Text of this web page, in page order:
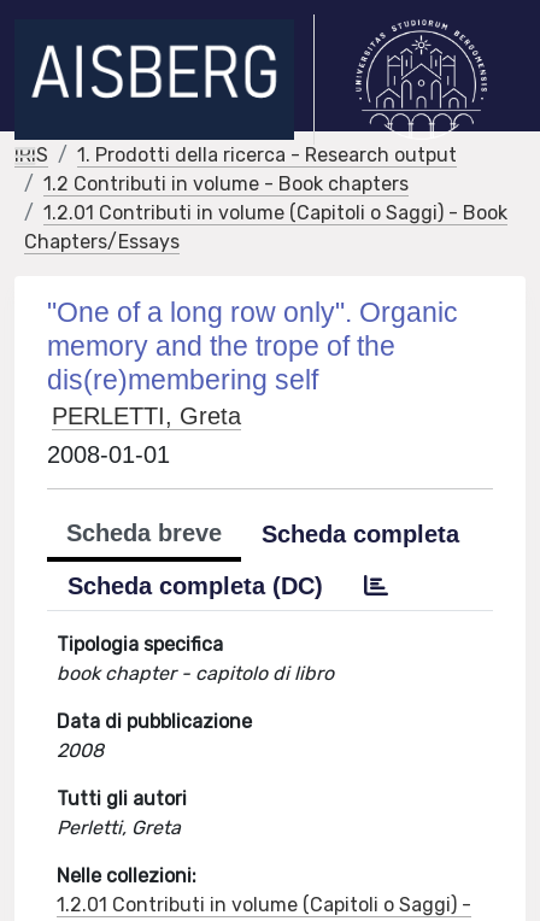
IRIS
1. Prodotti della ricerca - Research output
1.2 Contributi in volume - Book chapters
1.2.01 Contributi in volume (Capitoli o Saggi) - Book
Chapters/Essays
"One of a long row only". Organic
memory and the trope of the
dis(re)membering self
PERLETTI, Greta
2008-01-01
Scheda breve
Scheda completa
Scheda completa (DC)
Tipologia specifica
book chapter - capitolo di libro
Data di pubblicazione
2008
Tutti gli autori
Perletti, Greta
Nelle collezioni:
1.2.01 Contributi in volume (Capitoli o Saggi) -